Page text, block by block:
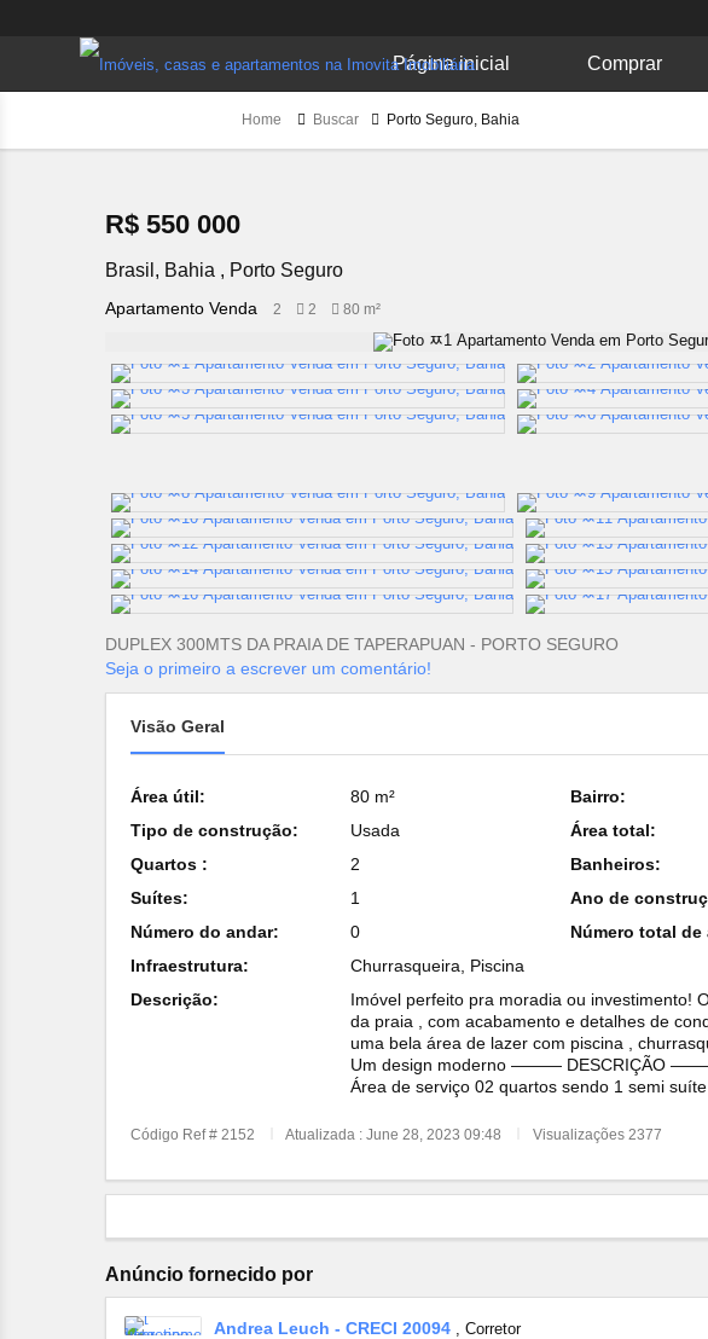
Página inicial Comprar
Home Buscar Porto Seguro, Bahia
R$ 550 000
Brasil, Bahia , Porto Seguro
Apartamento Venda 2 2 80 m²
DUPLEX 300MTS DA PRAIA DE TAPERAPUAN - PORTO SEGURO
Seja o primeiro a escrever um comentário!
Visão Geral
Área útil: 80 m² Bairro:
Tipo de construção:
Usada Área total:
Quartos :
2 Banheiros:
Suítes:
1 Ano de
Número do andar:
0 Número total de
Infraestrutura:
Churrasqueira, Piscina
Descrição:
Imóvel perfeito pra moradia ou investimento!
da praia , com acabamento e detalhes de
uma bela área de lazer com piscina ,
Um design moderno ——— DESCRIÇÃO
Área de serviço 02 quartos sendo 1 semi
Código Ref # 2152 Atualizada : June 28, 2023 09:48 Visualizações 2377
Anúncio fornecido por
Andrea Leuch - CRECI 20094 , Corretor